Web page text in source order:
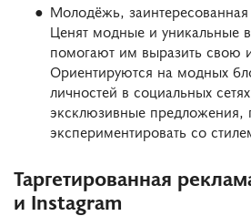
Молодёжь,
Ценят модные и уникальные
помогают им выразить свою
Ориентируются на модных
личностей в социальных
эксклюзивные предложения,
экспериментировать со
Таргетированная
и Instagram